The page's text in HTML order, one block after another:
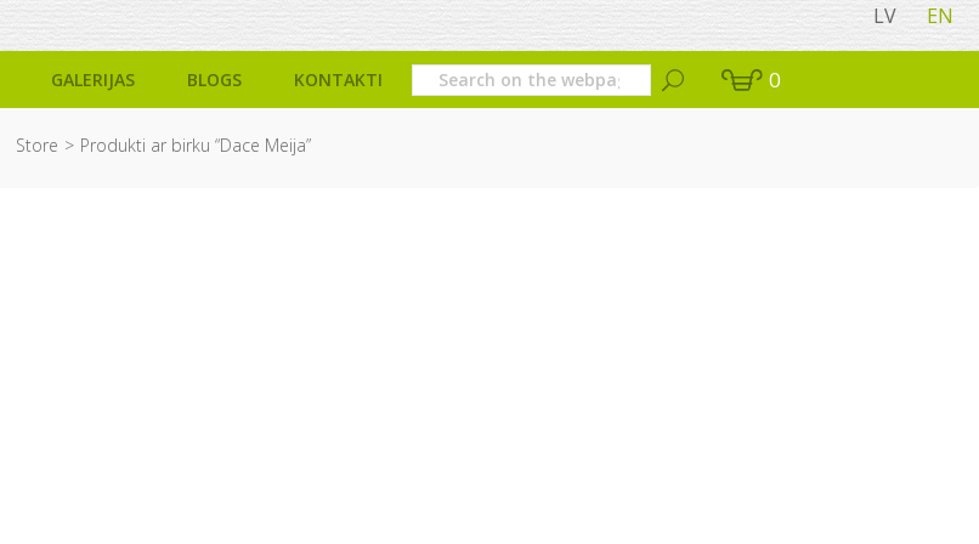
LV EN
GALERIJAS BLOGS KONTAKTI 0
Store Produkti ar birku “Dace Meija”